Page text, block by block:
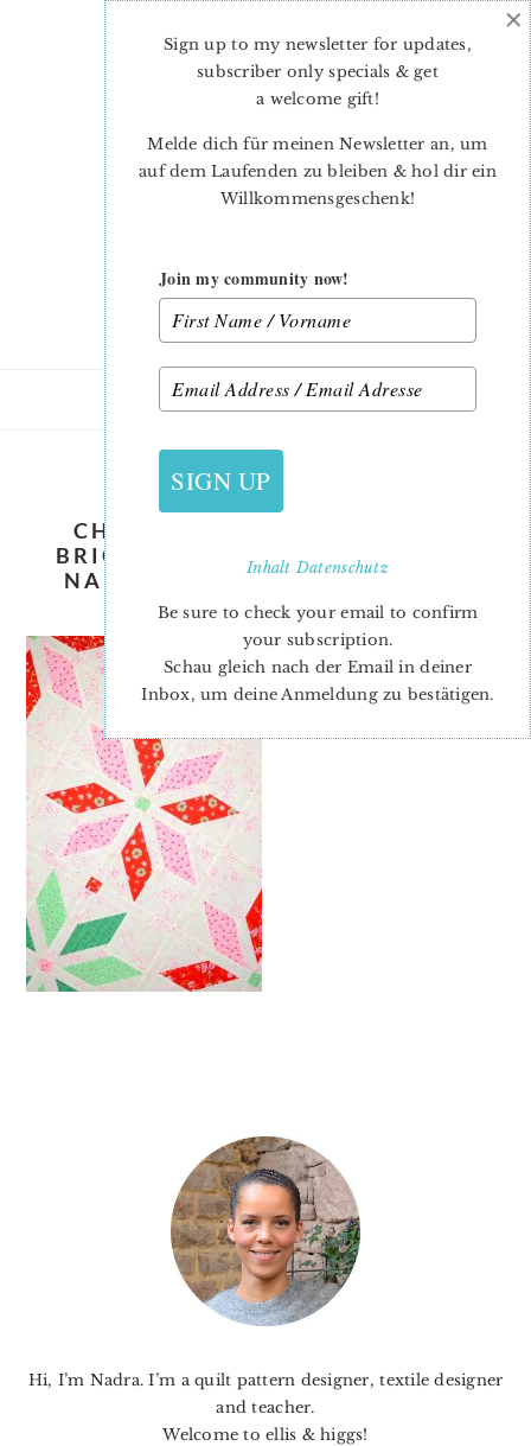
CHRISTMAS-QUILT-PATTERN-
BRIGHT-STARS-QUILT-PATTERN-
NADRA-RIDGEWAY-ELLIS-AND-
HIGGS-3 KOPIE
Hi, I’m Nadra. I’m a quilt pattern designer, textile designer
and teacher.
Welcome to ellis & higgs!
Sign up to my newsletter for updates,
subscriber only specials & get
a welcome gift!
Melde dich für meinen Newsletter an, um
auf dem Laufenden zu bleiben & hol dir ein
Willkommensgeschenk!
Join my community now!
SIGN UP
InhaltDatenschutz
Be sure to check your email to confirm
your subscription.
Schau gleich nach der Email in deiner
Inbox, um deine Anmeldung zu bestätigen.
×